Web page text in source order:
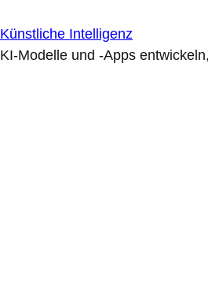
Künstliche Intelligenz
KI-Modelle und -Apps